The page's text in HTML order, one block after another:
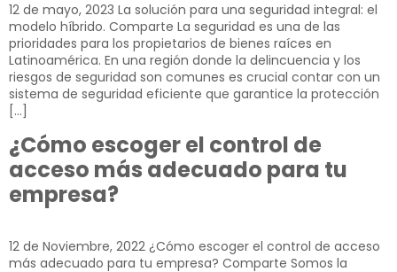
12 de mayo, 2023 La solución para una seguridad integral: el
modelo híbrido. Comparte La seguridad es una de las
prioridades para los propietarios de bienes raíces en
Latinoamérica. En una región donde la delincuencia y los
riesgos de seguridad son comunes es crucial contar con un
sistema de seguridad eficiente que garantice la protección
[…]
¿Cómo escoger el control de
acceso más adecuado para tu
empresa?
12 de Noviembre, 2022 ¿Cómo escoger el control de acceso
más adecuado para tu empresa? Comparte Somos la